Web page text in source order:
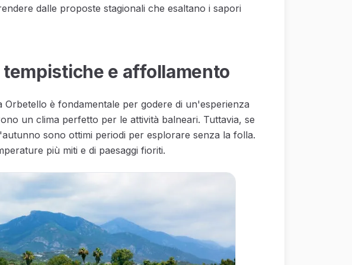
dalle proposte stagionali che esaltano i sapori
e affollamento
è fondamentale per godere di un'esperienza
un clima perfetto per le attività balneari. Tuttavia, se
sono ottimi periodi per esplorare senza la folla.
più miti e di paesaggi fioriti.